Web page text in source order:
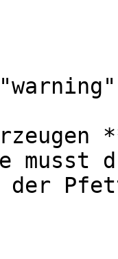
musst